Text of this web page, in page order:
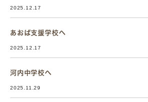
2025.12.17
あおば支援学校へ
2025.12.17
河内中学校へ
2025.11.29